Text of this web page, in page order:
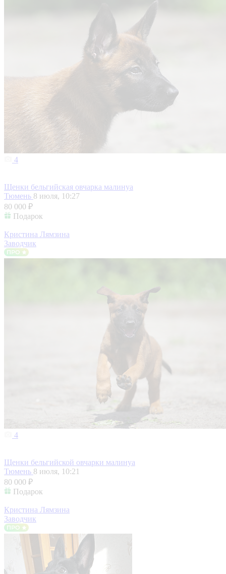
4
Щенки бельгийская овчарка малинуа
Тюмень 8 июля, 10:27
80 000 ₽
Подарок
Кристина Лямзина
Заводчик
4
Щенки бельгийской овчарки малинуа
Тюмень 8 июля, 10:21
80 000 ₽
Подарок
Кристина Лямзина
Заводчик